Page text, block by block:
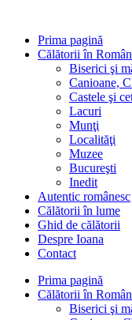
conținutPrima pagină
Călătorii în
Biserici şi
Canioane,
Castele şi
Lacuri
Munţi
Localităţi
Muzee
Bucureşti
Inedit
Autentic românesc
Călătorii în lume
Ghid de călătorii
Despre Ioana
Contact
Prima pagină
Călătorii în
Biserici şi